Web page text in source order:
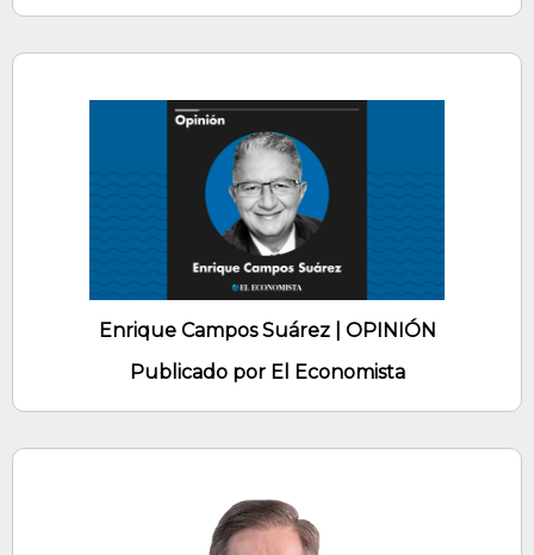
Enrique Campos Suárez | OPINIÓN
Publicado por El Economista